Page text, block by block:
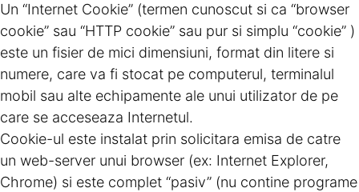
Un “Internet Cookie” (termen cunoscut si ca “browser
cookie” sau “HTTP cookie” sau pur si simplu “cookie” )
este un fisier de mici dimensiuni, format din litere si
numere, care va fi stocat pe computerul, terminalul
mobil sau alte echipamente ale unui utilizator de pe
care se acceseaza Internetul.
Cookie-ul este instalat prin solicitara emisa de catre
un web-server unui browser (ex: Internet Explorer,
Chrome) si este complet “pasiv” (nu contine programe